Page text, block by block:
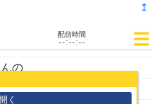
↥
く
配信時間
--:--:--
の顔の形スキャンされたよ
よく再配達させてるんだけど
の
クソ高くない？